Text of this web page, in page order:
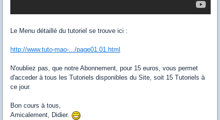
Le Menu détaillé du tutoriel se trouve ici :
http://www.tuto-mao-.../page01.01.html
N'oubliez pas, que notre Abonnement, pour 15 euros, vous permet
d'acceder à tous les Tutoriels disponibles du Site, soit 15 Tutoriels à
ce jour.
Bon cours à tous,
Amicalement, Didier.